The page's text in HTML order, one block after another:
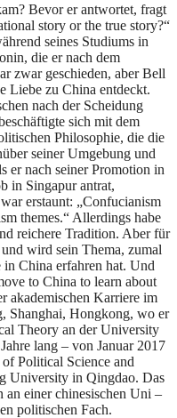
Bevor er antwortet, fragt
story or the true story?“
seines Studiums in
die er nach dem
zwar geschieden, aber Bell
Liebe zu China entdeckt.
nach der Scheidung
sich mit dem
Philosophie, die die
seiner Umgebung und
er nach seiner Promotion in
in Singapur antrat,
erstaunt: „Confucianism
themes.“ Allerdings habe
reichere Tradition. Aber für
wird sein Thema, zumal
in China erfahren hat. Und
to China to learn about
akademischen Karriere im
Shanghai, Hongkong, wo er
Theory an der University
lang – von Januar 2017
Political Science and
University in Qingdao. Das
einer chinesischen Uni –
politischen Fach.